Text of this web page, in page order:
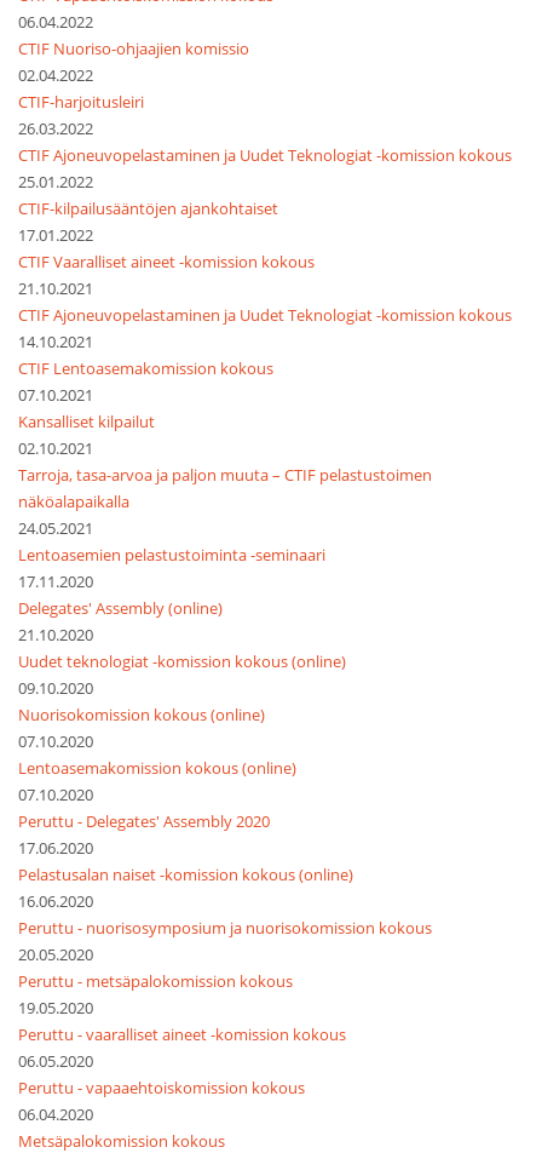
06.04.2022
CTIF Nuoriso-ohjaajien komissio
02.04.2022
CTIF-harjoitusleiri
26.03.2022
CTIF Ajoneuvopelastaminen ja Uudet Teknologiat -komission kokous
25.01.2022
CTIF-kilpailusääntöjen ajankohtaiset
17.01.2022
CTIF Vaaralliset aineet -komission kokous
21.10.2021
CTIF Ajoneuvopelastaminen ja Uudet Teknologiat -komission kokous
14.10.2021
CTIF Lentoasemakomission kokous
07.10.2021
Kansalliset kilpailut
02.10.2021
Tarroja, tasa-arvoa ja paljon muuta – CTIF pelastustoimen
näköalapaikalla
24.05.2021
Lentoasemien pelastustoiminta -seminaari
17.11.2020
Delegates' Assembly (online)
21.10.2020
Uudet teknologiat -komission kokous (online)
09.10.2020
Nuorisokomission kokous (online)
07.10.2020
Lentoasemakomission kokous (online)
07.10.2020
Peruttu - Delegates' Assembly 2020
17.06.2020
Pelastusalan naiset -komission kokous (online)
16.06.2020
Peruttu - nuorisosymposium ja nuorisokomission kokous
20.05.2020
Peruttu - metsäpalokomission kokous
19.05.2020
Peruttu - vaaralliset aineet -komission kokous
06.05.2020
Peruttu - vapaaehtoiskomission kokous
06.04.2020
Metsäpalokomission kokous